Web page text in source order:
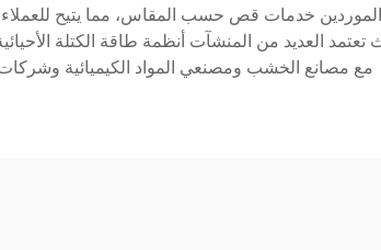
الموردين خدمات قص حسب المقاس، مما يتيح
العديد من المنشآت أنظمة طاقة الكتلة
مع مصانع الخشب ومصنعي المواد الكيميائية